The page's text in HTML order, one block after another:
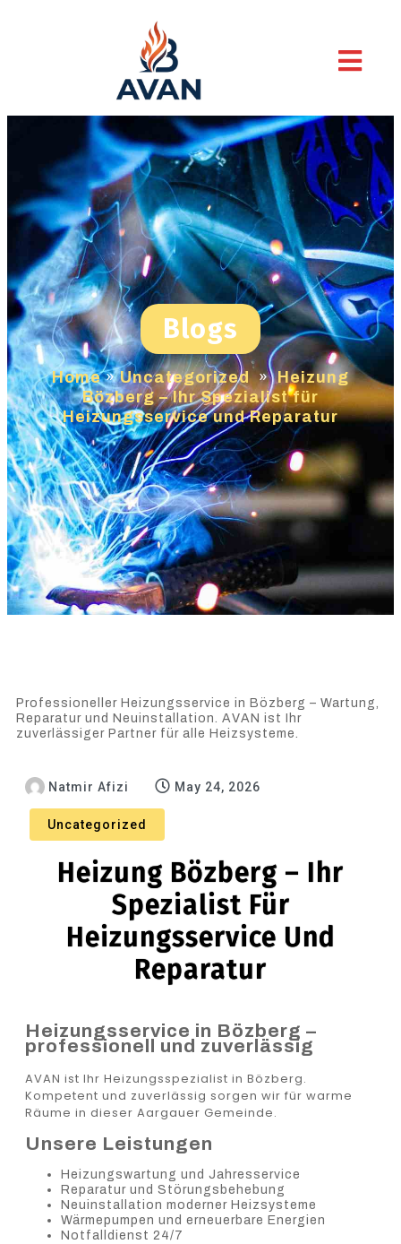
Blogs
Home»Uncategorized » Heizung
Bözberg – Ihr Spezialist für
Heizungsservice und Reparatur
Professioneller Heizungsservice in Bözberg – Wartung,
Reparatur und Neuinstallation. AVAN ist Ihr
zuverlässiger Partner für alle Heizsysteme.
Natmir Afizi May 24, 2026
Uncategorized
Heizung Bözberg – Ihr
Spezialist Für
Heizungsservice Und
Reparatur
Heizungsservice in Bözberg –
professionell und zuverlässig
AVAN ist Ihr Heizungsspezialist in Bözberg.
Kompetent und zuverlässig sorgen wir für warme
Räume in dieser Aargauer Gemeinde.
Unsere Leistungen
Heizungswartung und Jahresservice
Reparatur und Störungsbehebung
Neuinstallation moderner Heizsysteme
Wärmepumpen und erneuerbare Energien
Notfalldienst 24/7